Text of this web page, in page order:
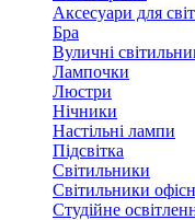
Аксесуари для
Бра
Вуличні
Лампочки
Люстри
Нічники
Настільні лампи
Підсвітка
Світильники
Світильники
Студійне